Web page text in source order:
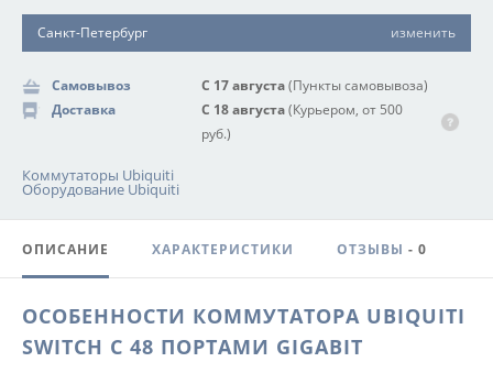
Санкт-Петербург изменить
Самовывоз С 17 августа(Пункты самовывоза)
Доставка
С 18 августа(Курьером, от 500
руб.)
Коммутаторы Ubiquiti
Оборудование Ubiquiti
ОПИСАНИЕ ХАРАКТЕРИСТИКИ ОТЗЫВЫ - 0
ОСОБЕННОСТИ КОММУТАТОРА UBIQUITI
SWITCH С 48 ПОРТАМИ GIGABIT